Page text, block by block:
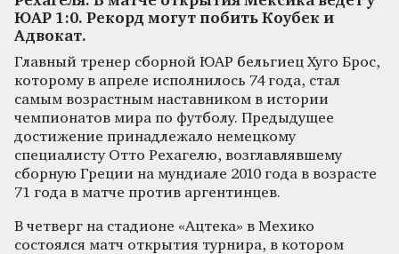
ЮАР 1:0. Рекорд могут побить Коубек и
Адвокат.
Главный тренер сборной ЮАР бельгиец Хуго Брос,
которому в апреле исполнилось 74 года, стал
самым возрастным наставником в истории
чемпионатов мира по футболу. Предыдущее
достижение принадлежало немецкому
специалисту Отто Рехагелю, возглавлявшему
сборную Греции на мундиале 2010 года в возрасте
71 года в матче против аргентинцев.
В четверг на стадионе «Ацтека» в Мехико
состоялся матч открытия турнира, в котором